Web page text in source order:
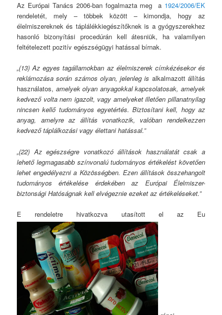
Az Európai Tanács 2006-ban fogalmazta meg a 1924/2006/EK
rendeletét, mely – többek között – kimondja, hogy az
élelmiszereknek és táplálékkiegészítőknek is a gyógyszerekhez
hasonló bizonyítási procedúrán kell átesniük, ha valamilyen
feltételezett pozitív egészségügyi hatással bírnak.
„(13) Az egyes tagállamokban az élelmiszerek címkézésekor és
reklámozása során számos olyan, jelenleg is alkalmazott állítás
használatos, amelyek olyan anyagokkal kapcsolatosak, amelyek
kedvező volta nem igazolt, vagy amelyeket illetően pillanatnyilag
nincsen kellő tudományos egyetértés. Biztosítani kell, hogy az
anyag, amelyre az állítás vonatkozik, valóban rendelkezzen
kedvező táplálkozási vagy élettani hatással.”
„(22) Az egészségre vonatkozó állítások használatát csak a
lehető legmagasabb színvonalú tudományos értékelést követően
lehet engedélyezni a Közösségben. Ezen állítások összehangolt
tudományos értékelése érdekében az Európai Élelmiszer-
biztonsági Hatóságnak kell elvégeznie ezeket az értékeléseket.”
E rendeletre hivatkozva utasított el az Eu